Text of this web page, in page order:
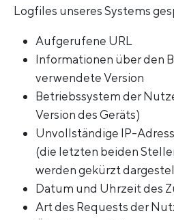
Logfiles unseres Systems
Aufgerufene URL
Informationen über den
verwendete Version
Betriebssystem der
Version des Geräts)
Unvollständige IP-
(die letzten beiden
werden gekürzt
Datum und Uhrzeit des
Art des Requests der